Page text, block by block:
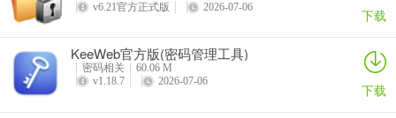
v6.21官方正式版
2026-07-06 下载
KeeWeb官方版(密码管理工具)
密码相关
60.06 M
v1.18.7
2026-07-06 下载